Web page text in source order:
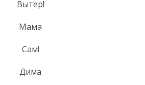
Вытер!
Мама
Сам!
Дима